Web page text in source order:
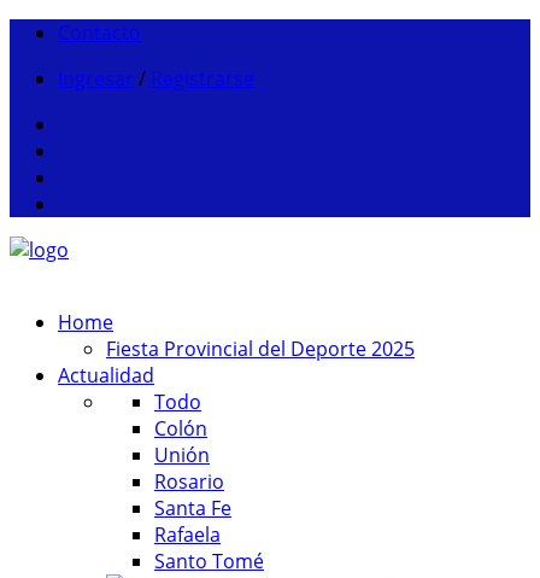
Contacto
Ingresar / Registrarse
Home
Fiesta Provincial del Deporte 2025
Actualidad
Todo
Colón
Unión
Rosario
Santa Fe
Rafaela
Santo Tomé